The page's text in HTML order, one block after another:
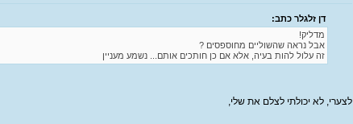
דן זלגלר כתב:
מדליק!
אבל נראה שהשוליים מחוספסים ?
זה עלול להות בעיה, אלא אם כן חותכים אותם... נשמע מעניין
לצערי, לא יכולתי לצלם את שלי,